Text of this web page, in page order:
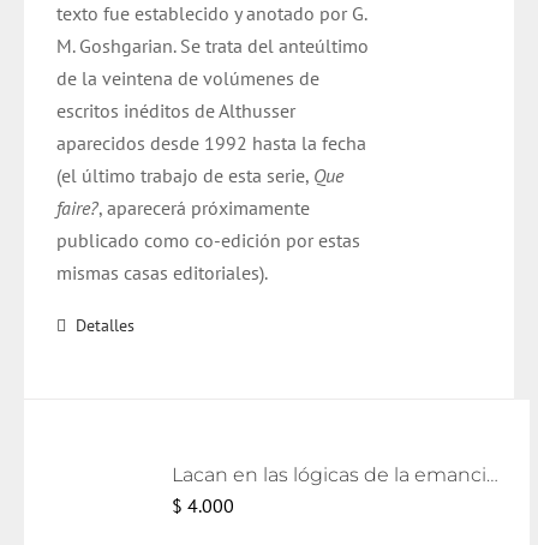
textofueestablecido y anotado por G.
M. Goshgarian. Se trata del anteúltimo
de la veintena de volúmenes de
escritos inéditos deAlthusser
aparecidos desde 1992 hasta la fecha
(el último trabajo de esta serie, Que
faire?, aparecerá próximamente
publicado comoco-edición por estas
mismas casas editoriales).
Detalles
Lacan en las lógicas de la emancipación [eBook]
$ 4.000